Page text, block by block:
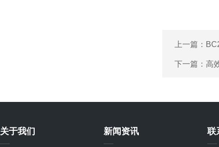
上一篇：
下一篇： 高
关于我们 新闻资讯 联